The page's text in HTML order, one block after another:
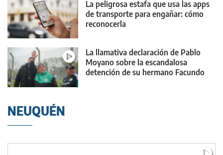
La peligrosa estafa que usa las apps
de transporte para engañar: cómo
reconocerla
La llamativa declaración de Pablo
Moyano sobre la escandalosa
detención de su hermano Facundo
NEUQUÉN